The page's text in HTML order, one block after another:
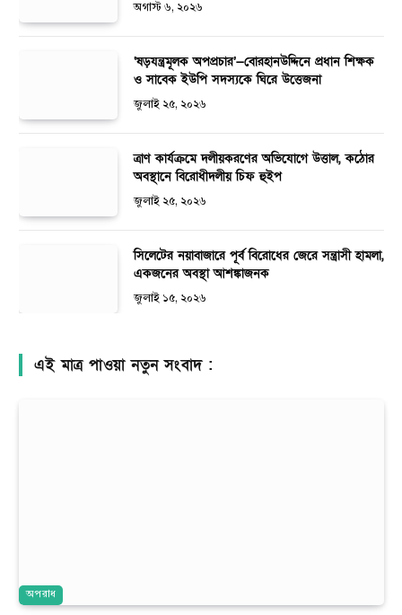
অগাস্ট ৬, ২০২৬
‘ষড়যন্ত্রমূলক অপপ্রচার’—বোরহানউদ্দিনে প্রধান শিক্ষক
ও সাবেক ইউপি সদস্যকে ঘিরে উত্তেজনা
জুলাই ২৫, ২০২৬
ত্রাণ কার্যক্রমে দলীয়করণের অভিযোগে উত্তাল, কঠোর
অবস্থানে বিরোধীদলীয় চিফ হুইপ
জুলাই ২৫, ২০২৬
সিলেটের নয়াবাজারে পূর্ব বিরোধের জেরে সন্ত্রাসী হামলা,
একজনের অবস্থা আশঙ্কাজনক
জুলাই ১৫, ২০২৬
এই মাত্র পাওয়া নতুন সংবাদ :
অপরাধ